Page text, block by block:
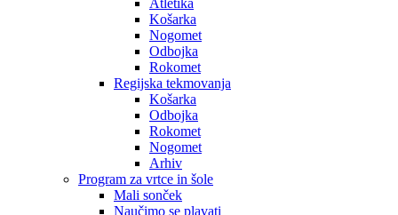
Atletika
Košarka
Nogomet
Odbojka
Rokomet
Regijska tekmovanja
Košarka
Odbojka
Rokomet
Nogomet
Arhiv
Program za vrtce in šole
Mali sonček
Naučimo se plavati